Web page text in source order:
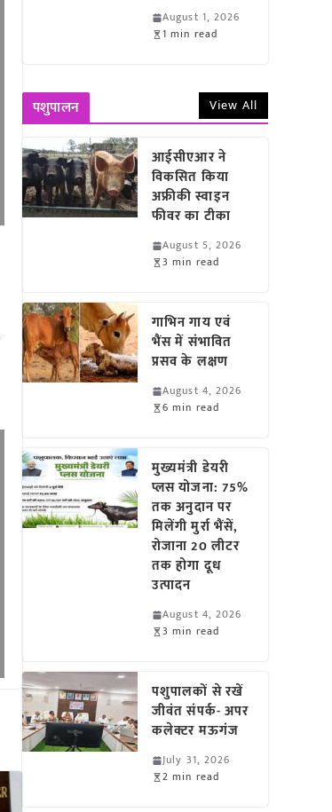
August 1, 2026
1 min read
पशुपालन View All
आईसीएआर ने
विकसित किया
अफ्रीकी स्वाइन
फीवर का टीका
August 5, 2026
3 min read
गाभिन गाय एवं
भैंस में संभावित
प्रसव के लक्षण
August 4, 2026
6 min read
मुख्यमंत्री डेयरी
प्लस योजना: 75%
तक अनुदान पर
मिलेंगी मुर्रा भैंसें,
रोजाना 20 लीटर
तक होगा दूध
उत्पादन
August 4, 2026
3 min read
पशुपालकों से रखें
जीवंत संपर्क- अपर
कलेक्टर मऊगंज
July 31, 2026
2 min read